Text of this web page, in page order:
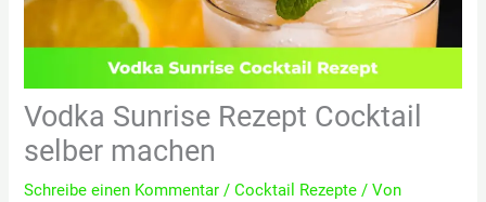
Vodka Sunrise Rezept Cocktail
selber machen
Schreibe einen Kommentar /Cocktail Rezepte / Von